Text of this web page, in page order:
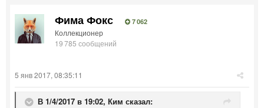
Фима Фокс 7 062
Коллекционер
19 785 сообщений
5 янв 2017, 08:35:11
В 1/4/2017 в 19:02, Ким сказал: